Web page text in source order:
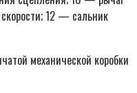
12 — сальник